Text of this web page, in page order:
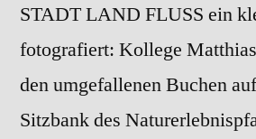
STADT LAND FLUSS ein
fotografiert: Kollege
den umgefallenen Buchen
Sitzbank des